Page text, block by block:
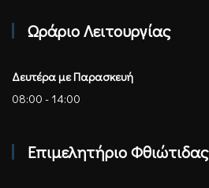
Ωράριο Λειτουργίας
Δευτέρα με Παρασκευή
08:00 - 14:00
Επιμελητήριο Φθιώτιδας